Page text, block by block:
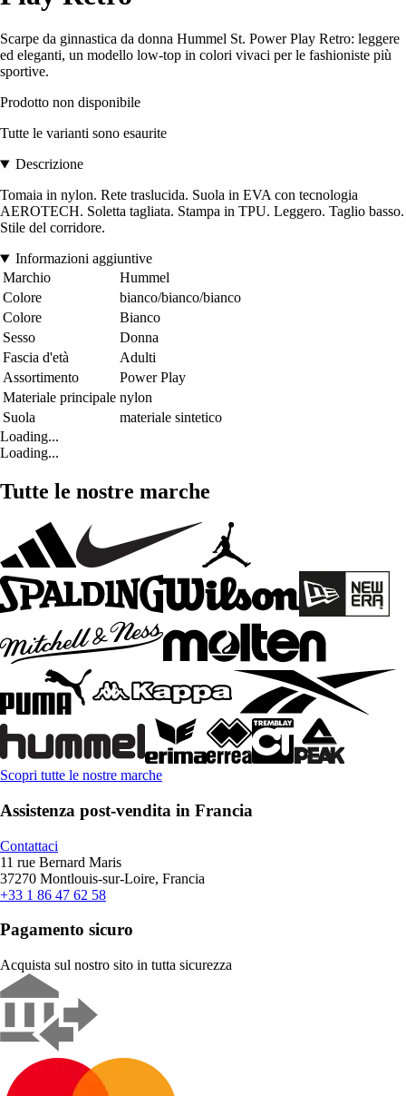
Scarpe da ginnastica da donna Hummel St. Power Play Retro: leggere
ed eleganti, un modello low-top in colori vivaci per le fashioniste più
sportive.
Prodotto non disponibile
Tutte le varianti sono esaurite
Descrizione
Tomaia in nylon. Rete traslucida. Suola in EVA con tecnologia
AEROTECH. Soletta tagliata. Stampa in TPU. Leggero. Taglio basso.
Stile del corridore.
Informazioni aggiuntive
Marchio
Hummel
Colore
bianco/bianco/bianco
Colore
Bianco
Sesso
Donna
Fascia d'età
Adulti
Assortimento
Power Play
Materiale principale nylon
Suola
materiale sintetico
Loading...
Loading...
Tutte le nostre marche
Scopri tutte le nostre marche
Assistenza post-vendita in Francia
Contattaci
11 rue Bernard Maris
37270 Montlouis-sur-Loire, Francia
+33 1 86 47 62 58
Pagamento sicuro
Acquista sul nostro sito in tutta sicurezza